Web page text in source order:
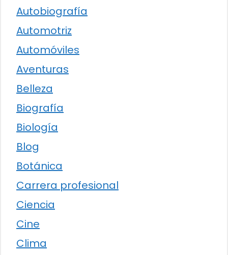
Autobiografía
Automotriz
Automóviles
Aventuras
Belleza
Biografía
Biología
Blog
Botánica
Carrera profesional
Ciencia
Cine
Clima